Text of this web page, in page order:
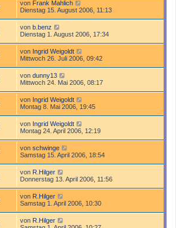
von Frank Mahlich
Dienstag 15. August 2006, 11:13
von b.benz
Dienstag 1. August 2006, 17:34
von Ingrid Weigoldt
Mittwoch 26. Juli 2006, 09:42
von dunny13
Mittwoch 24. Mai 2006, 08:17
von Ingrid Weigoldt
Montag 8. Mai 2006, 19:45
von Ingrid Weigoldt
Montag 24. April 2006, 12:19
von schwinge
Samstag 15. April 2006, 18:54
von R.Hilger
Donnerstag 13. April 2006, 11:56
von R.Hilger
Samstag 1. April 2006, 10:30
von R.Hilger